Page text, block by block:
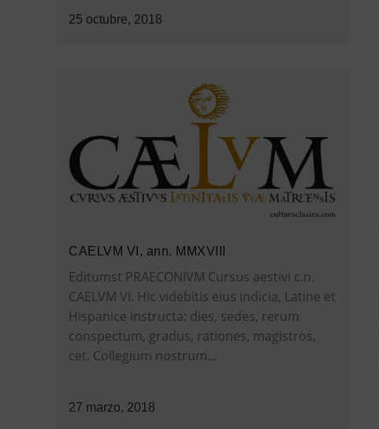
25 octubre, 2018
CAELVM VI, ann. MMXVIII
Editumst PRAECONIVM Cursus aestivi c.n.
CAELVM VI. Hic videbitis eius indicia, Latine et
Hispanice instructa: dies, sedes, rerum
conspectum, gradus, rationes, magistros,
cet. Collegium nostrum...
27 marzo, 2018